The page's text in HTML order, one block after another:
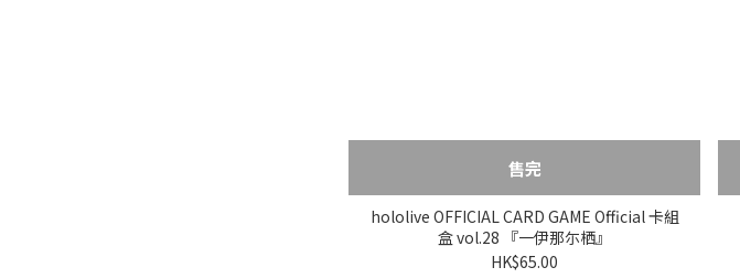
售完
hololive OFFICIAL CARD GAME Official 卡組
盒 vol.28 『一伊那尓栖』
HK$65.00